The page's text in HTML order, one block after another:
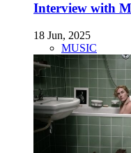
Interview with
18 Jun, 2025
MUSIC